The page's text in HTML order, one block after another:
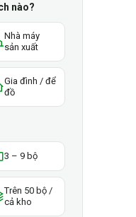
nào?
Nhà máy
sản xuất
Gia đình / để
đồ
3 – 9 bộ
Trên 50 bộ /
cả kho